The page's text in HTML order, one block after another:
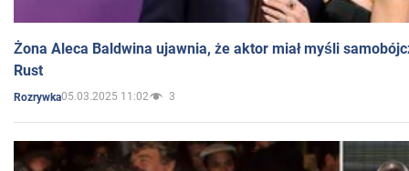
Żona Aleca Baldwina ujawnia, że aktor miał myśli
Rust
Rozrywka05.03.2025 11:02 3